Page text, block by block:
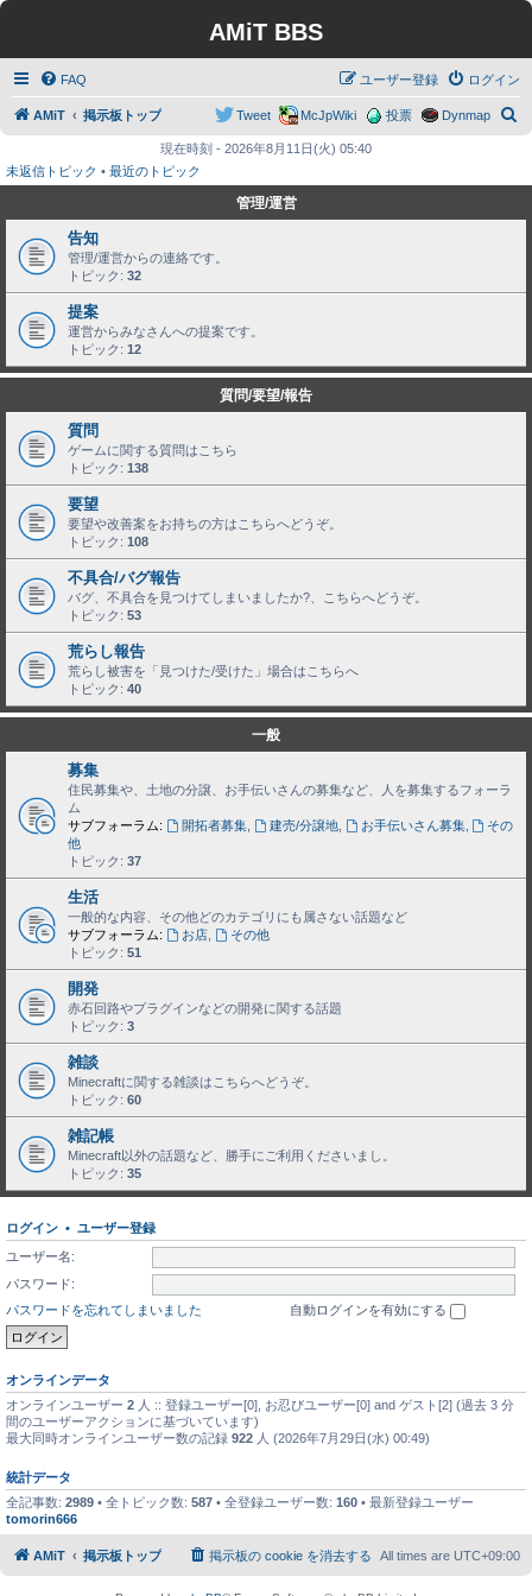
AMiT BBS
FAQ ログイン
ユーザー登録
AMiT 掲示板トップ Dynmap
投票
McJpWiki
Tweet
現在時刻 - 2026年8月11日(火) 05:40
未返信トピック • 最近のトピック
管理/運営
告知
管理/運営からの連絡です。
トピック: 32
提案
運営からみなさんへの提案です。
トピック: 12
質問/要望/報告
質問
ゲームに関する質問はこちら
トピック: 138
要望
要望や改善案をお持ちの方はこちらへどうぞ。
トピック: 108
不具合/バグ報告
バグ、不具合を見つけてしまいましたか?、こちらへどうぞ。
トピック: 53
荒らし報告
荒らし被害を「見つけた/受けた」場合はこちらへ
トピック: 40
一般
募集
住民募集や、土地の分譲、お手伝いさんの募集など、人を募集するフォーラ
ム
サブフォーラム:
開拓者募集, 建売/分譲地, お手伝いさん募集,
その
他
トピック: 37
生活
一般的な内容、その他どのカテゴリにも属さない話題など
サブフォーラム:
お店,
その他
トピック: 51
開発
赤石回路やプラグインなどの開発に関する話題
トピック: 3
雑談
Minecraftに関する雑談はこちらへどうぞ。
トピック: 60
雑記帳
Minecraft以外の話題など、勝手にご利用くださいまし。
トピック: 35
ログイン • ユーザー登録
ユーザー名:
パスワード:
パスワードを忘れてしまいました
自動ログインを有効にする
オンラインデータ
オンラインユーザー 2 人 :: 登録ユーザー[0], お忍びユーザー[0] and ゲスト[2] (過去 3 分
間のユーザーアクションに基づいています)
最大同時オンラインユーザー数の記録 922 人 (2026年7月29日(水) 00:49)
統計データ
全記事数: 2989 • 全トピック数: 587 • 全登録ユーザー数: 160 • 最新登録ユーザー
tomorin666
AMiT 掲示板トップ All times are UTC+09:00
掲示板の cookie を消去する